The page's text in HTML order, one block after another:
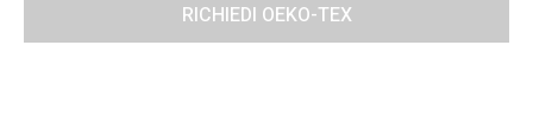
RICHIEDI OEKO-TEX